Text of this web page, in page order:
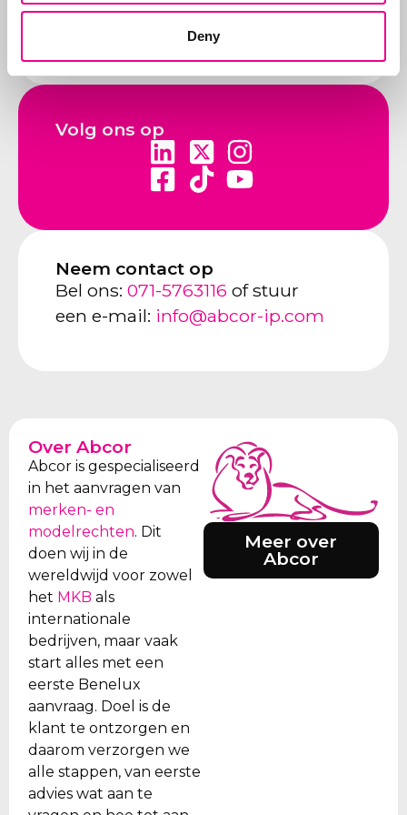
Deny
merkhouder
Lees dit artikel »
Volg ons op
Neem contact op
Bel ons: 071-5763116 of stuur
een e-mail: info@abcor-ip.com
Over Abcor
Abcor is gespecialiseerd
in het aanvragen van
merken- en
modelrechten. Dit
doen wij in de
wereldwijd voor zowel
het MKB als
internationale
bedrijven, maar vaak
start alles met een
eerste Benelux
aanvraag. Doel is de
klant te ontzorgen en
daarom verzorgen we
alle stappen, van eerste
advies wat aan te
Meer over
Abcor